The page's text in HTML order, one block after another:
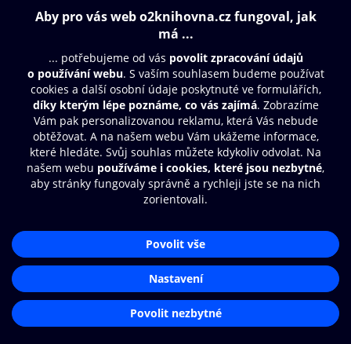
Obsah ke stažení
Moje O2 Knihovna
Další zábava
© O2 Czech Republic a.s.
Zásady zpracování osobních údajů
Nastavení cookies
Aplikace O2 Knihovna
Čti a poslouchej své e-knihy a
audioknihy rychleji a pohodlněji.